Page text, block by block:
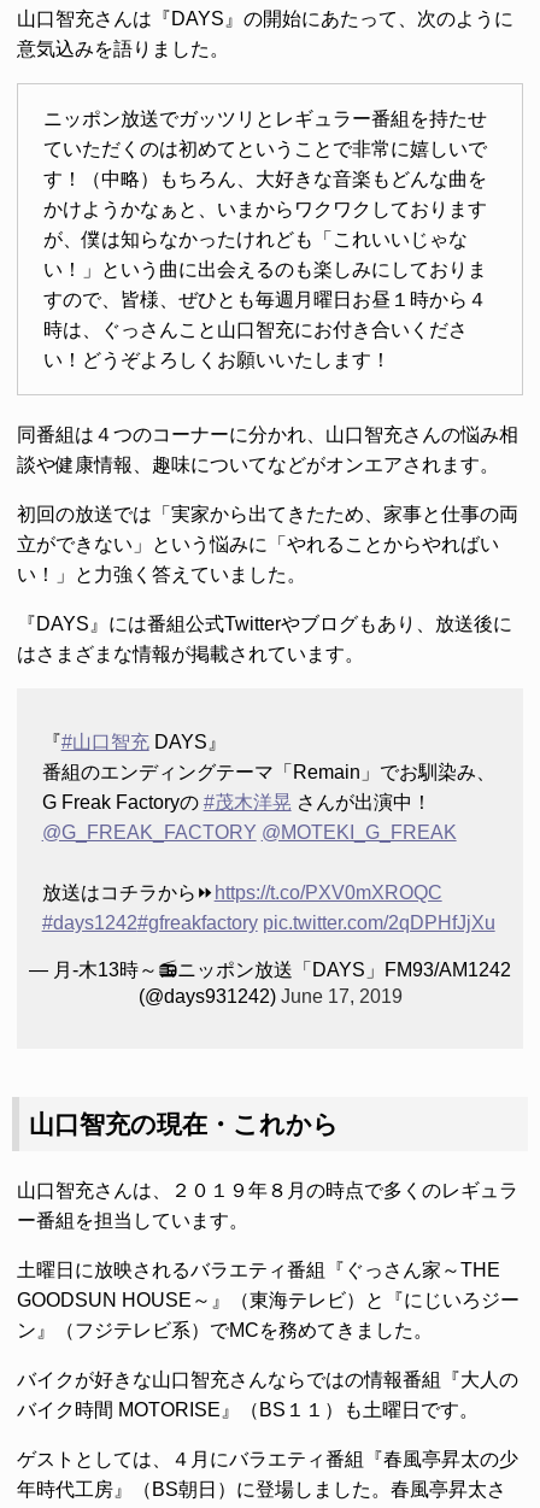
山口智充さんは『DAYS』の開始にあたって、次のように
意気込みを語りました。
ニッポン放送でガッツリとレギュラー番組を持たせ
ていただくのは初めてということで非常に嬉しいで
す！（中略）もちろん、大好きな音楽もどんな曲を
かけようかなぁと、いまからワクワクしております
が、僕は知らなかったけれども「これいいじゃな
い！」という曲に出会えるのも楽しみにしておりま
すので、皆様、ぜひとも毎週月曜日お昼１時から４
時は、ぐっさんこと山口智充にお付き合いくださ
い！どうぞよろしくお願いいたします！
同番組は４つのコーナーに分かれ、山口智充さんの悩み相
談や健康情報、趣味についてなどがオンエアされます。
初回の放送では「実家から出てきたため、家事と仕事の両
立ができない」という悩みに「やれることからやればい
い！」と力強く答えていました。
『DAYS』には番組公式Twitterやブログもあり、放送後に
はさまざまな情報が掲載されています。
『#山口智充DAYS』
番組のエンディングテーマ「Remain」でお馴染み、
G Freak Factoryの #茂木洋晃 さんが出演中！
@G_FREAK_FACTORY @MOTEKI_G_FREAK
放送はコチラから⏩ https://t.co/PXV0mXROQC
#days1242#gfreakfactory pic.twitter.com/2qDPHfJjXu
— 月-木13時～📻ニッポン放送「DAYS」FM93/AM1242
(@days931242) June 17, 2019
山口智充の現在・これから
山口智充さんは、２０１９年８月の時点で多くのレギュラ
ー番組を担当しています。
土曜日に放映されるバラエティ番組『ぐっさん家～THE
GOODSUN HOUSE～』（東海テレビ）と『にじいろジー
ン』（フジテレビ系）でMCを務めてきました。
バイクが好きな山口智充さんならではの情報番組『大人の
バイク時間 MOTORISE』（BS１１）も土曜日です。
ゲストとしては、４月にバラエティ番組『春風亭昇太の少
年時代工房』（BS朝日）に登場しました。春風亭昇太さ